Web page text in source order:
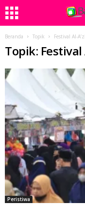
Beranda Topik Festival Al-
Topik:
Peristiwa